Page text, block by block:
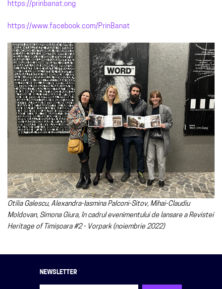
https://prinbanat.ong
https://www.facebook.com/PrinBanat
Otilia Galescu, Alexandra-Iasmina Palconi-Sitov, Mihai-Claudiu
Moldovan, Simona Giura, în cadrul evenimentului de lansare a Revistei
Heritage of Timișoara #2 - Vorpark (noiembrie 2022)
NEWSLETTER